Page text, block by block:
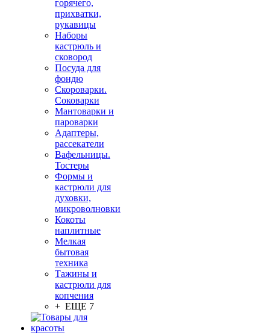
горячего,
прихватки,
рукавицы
Наборы
кастрюль и
сковород
Посуда для
фондю
Скороварки.
Соковарки
Мантоварки и
пароварки
Адаптеры,
рассекатели
Вафельницы.
Тостеры
Формы и
кастрюли для
духовки,
микроволновки
Кокоты
наплитные
Мелкая
бытовая
техника
Тажины и
кастрюли для
копчения
+ ЕЩЕ 7